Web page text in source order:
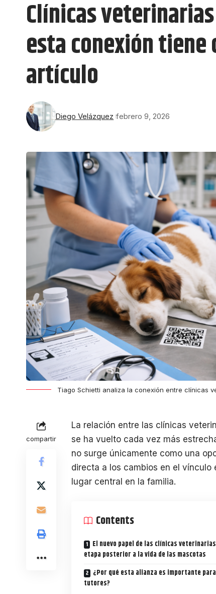
Clínicas
esta conexión tiene
artículo
Diego Velázquez febrero 9, 2026
Tiago Schietti analiza la conexión entre clínicas
compartir
La relación entre las clínicas
se ha vuelto cada vez más
no surge únicamente como una
directa a los cambios en el
lugar central en la familia.
Contents
El nuevo papel de las clínicas
etapa posterior a la vida de las mascotas
¿Por qué esta alianza es importante
tutores?